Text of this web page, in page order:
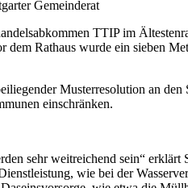
Gemeinderat
TTIP im
Rathaus wurde ein sieben
Musterresolution an
einschränken.
sehr weitreichend sein“
wie bei der